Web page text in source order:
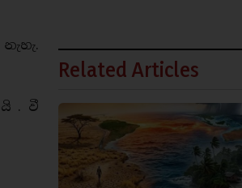
. වී
Related Articles